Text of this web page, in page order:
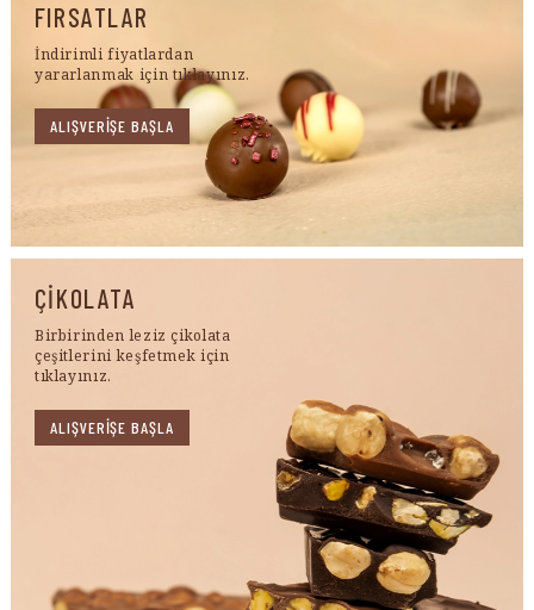
FIRSATLAR
İndirimli fiyatlardan
yararlanmak için tıklayınız.
ALIŞVERİŞE BAŞLA
ÇİKOLATA
Birbirinden leziz çikolata
çeşitlerini keşfetmek için
tıklayınız.
ALIŞVERİŞE BAŞLA